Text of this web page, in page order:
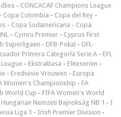
- CONCACAF Champions League
- Copa Colombia - Copa del Rey -
- Copa Sudamericana - Copa
- Cymru Premier - Cyprus First
Superligaen - DFB-Pokal - DFL-
Primera Categoría Serie A - EFL
- Ekstraklasa - Eliteserien -
- Eredivisie Vrouwen - Europa
Women's Championship - FA
World Cup - FIFA Women's World
Hungarian Nemzeti Bajnokság NB 1 - I
Liga 1 - Irish Premier Division -